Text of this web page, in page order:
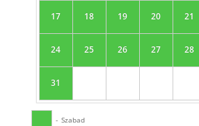
17 18 19 20 21
24 25 26 27 28
31
- Szabad